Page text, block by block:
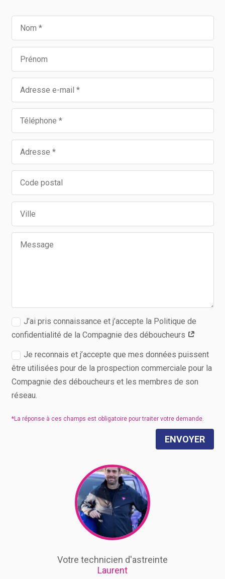
J’ai pris connaissance et j’accepte la Politique de
confidentialité de la Compagnie des déboucheurs
Je reconnais et j’accepte que mes données puissent
être utilisées pour de la prospection commerciale pour la
Compagnie des déboucheurs et les membres de son
réseau.
ENVOYER
Votre technicien d'astreinte
Laurent